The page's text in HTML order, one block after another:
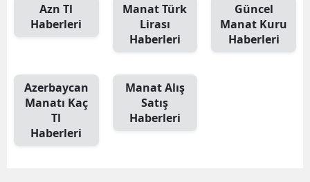
Azn Tl
Haberleri
Manat Türk
Lirası
Haberleri
Güncel
Manat Kuru
Haberleri
Azerbaycan
Manatı Kaç
Tl
Haberleri
Manat Alış
Satış
Haberleri